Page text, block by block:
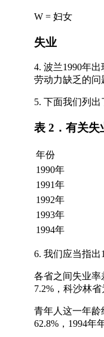
W = 妇女
失业
4. 波兰1990年
劳动力缺乏的问
5. 下面我们列出
表 2．有关失
年份
1990年
1991年
1992年
1993年
1994年
6. 我们应当指出
各省之间失业率
7.2%，科沙林
青年人这一年龄
62.8%，1994年